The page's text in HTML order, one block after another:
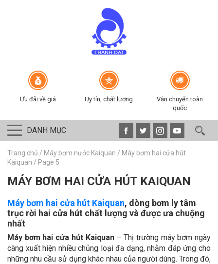
Ưu đãi về giá Uy tín, chất lượng
Vận chuyển toàn
quốc
DANH MỤC
Trang chủ / Máy bơm nước Kaiquan / Máy bơm hai cửa hút
Kaiquan / Page 5
MÁY BƠM HAI CỬA HÚT KAIQUAN
Máy bơm hai cửa hút Kaiquan, dòng bơm ly tâm
trục rời hai cửa hút chất lượng và được ưa chuộng
nhất
Máy bơm hai cửa hút Kaiquan– Thị trường máy bơm ngày
càng xuất hiện nhiều chủng loại đa dạng, nhằm đáp ứng cho
những nhu cầu sử dụng khác nhau của người dùng. Trong đó,